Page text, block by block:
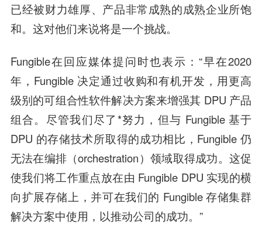
已经被财力雄厚、产品非常成熟的成熟企业所饱
和。这对他们来说将是一个挑战。
Fungible在回应媒体提问时也表示：“早在2020
年，Fungible 决定通过收购和有机开发，用更高
级别的可组合性软件解决方案来增强其 DPU 产品
组合。尽管我们尽了*努力，但与 Fungible 基于
DPU 的存储技术所取得的成功相比，Fungible 仍
无法在编排（orchestration）领域取得成功。这促
使我们将工作重点放在由 Fungible DPU 实现的横
向扩展存储上，并可在我们的 Fungible 存储集群
解决方案中使用，以推动公司的成功。”